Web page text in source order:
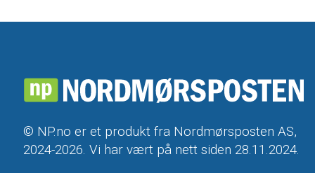
© NP.no er et produkt fra Nordmørsposten AS,
2024-2026. Vi har vært på nett siden 28.11.2024.